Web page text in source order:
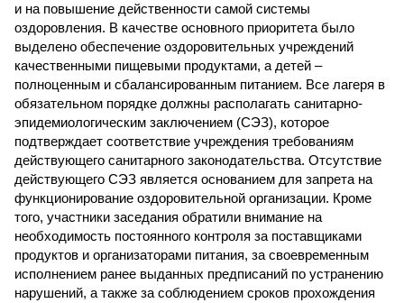
и на повышение действенности самой системы
оздоровления. В качестве основного приоритета было
выделено обеспечение оздоровительных учреждений
качественными пищевыми продуктами, а детей –
полноценным и сбалансированным питанием. Все лагеря в
обязательном порядке должны располагать санитарно-
эпидемиологическим заключением (СЭЗ), которое
подтверждает соответствие учреждения требованиям
действующего санитарного законодательства. Отсутствие
действующего СЭЗ является основанием для запрета на
функционирование оздоровительной организации. Кроме
того, участники заседания обратили внимание на
необходимость постоянного контроля за поставщиками
продуктов и организаторами питания, за своевременным
исполнением ранее выданных предписаний по устранению
нарушений, а также за соблюдением сроков прохождения